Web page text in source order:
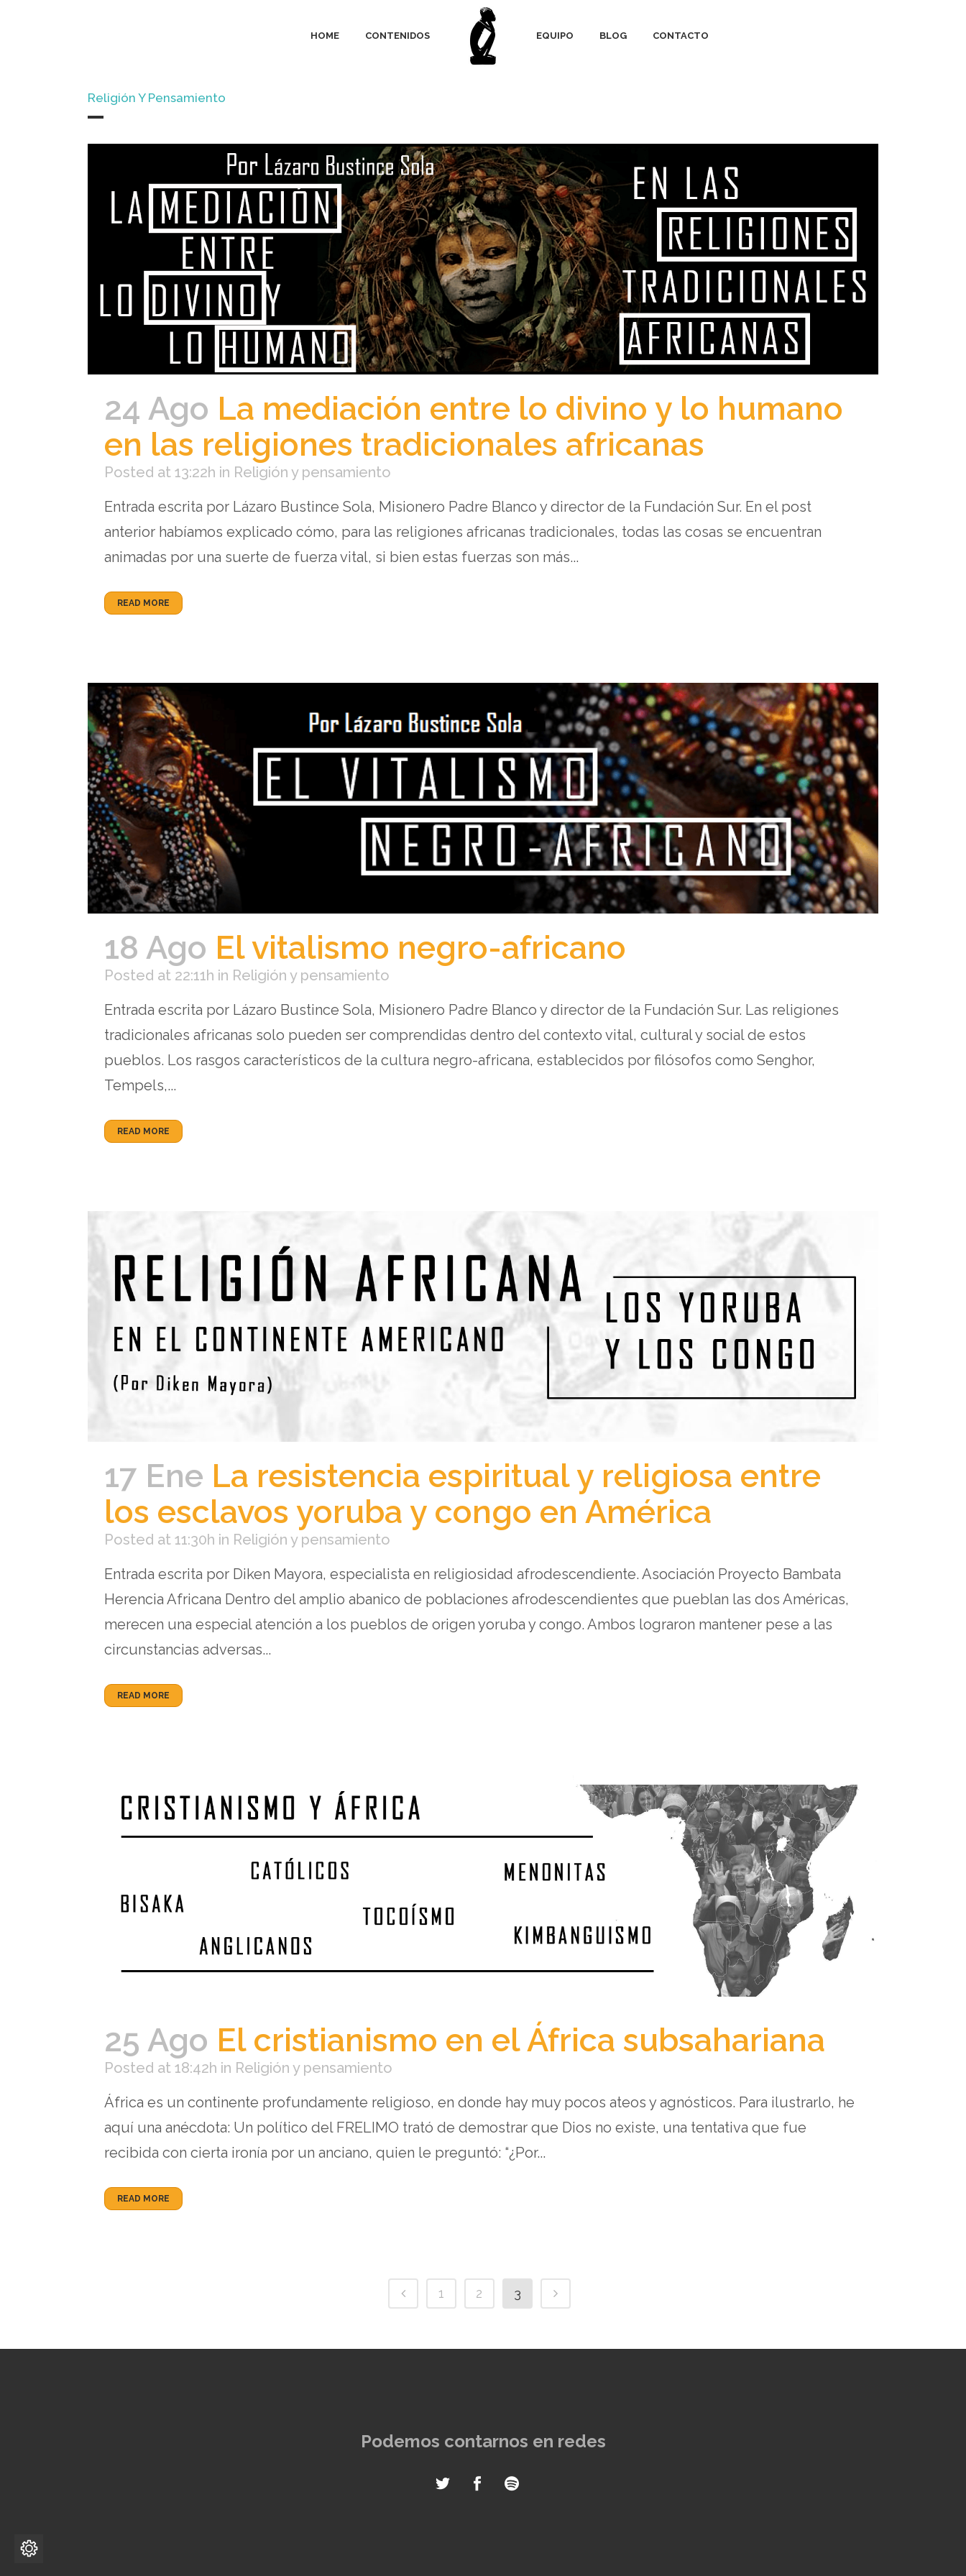
HOME CONTENIDOS EQUIPO BLOG CONTACTO
Religión Y Pensamiento
24 Ago La mediación entre lo divino y lo humano
en las religiones tradicionales africanas
Posted at 13:22h in Religión y pensamiento
Entrada escrita por Lázaro Bustince Sola, Misionero Padre Blanco y director de la Fundación Sur. En el post
anterior habíamos explicado cómo, para las religiones africanas tradicionales, todas las cosas se encuentran
animadas por una suerte de fuerza vital, si bien estas fuerzas son más...
READ MORE
18 Ago El vitalismo negro-africano
Posted at 22:11h in Religión y pensamiento
Entrada escrita por Lázaro Bustince Sola, Misionero Padre Blanco y director de la Fundación Sur. Las religiones
tradicionales africanas solo pueden ser comprendidas dentro del contexto vital, cultural y social de estos
pueblos. Los rasgos característicos de la cultura negro-africana, establecidos por filósofos como Senghor,
Tempels,...
READ MORE
17 Ene La resistencia espiritual y religiosa entre
los esclavos yoruba y congo en América
Posted at 11:30h in Religión y pensamiento
Entrada escrita por Diken Mayora, especialista en religiosidad afrodescendiente. Asociación Proyecto Bambata
Herencia Africana Dentro del amplio abanico de poblaciones afrodescendientes que pueblan las dos Américas,
merecen una especial atención a los pueblos de origen yoruba y congo. Ambos lograron mantener pese a las
circunstancias adversas...
READ MORE
25 Ago El cristianismo en el África subsahariana
Posted at 18:42h in Religión y pensamiento
África es un continente profundamente religioso, en donde hay muy pocos ateos y agnósticos. Para ilustrarlo, he
aquí una anécdota: Un político del FRELIMO trató de demostrar que Dios no existe, una tentativa que fue
recibida con cierta ironía por un anciano, quien le preguntó: “¿Por...
READ MORE
1 2 3
Podemos contarnos en redes